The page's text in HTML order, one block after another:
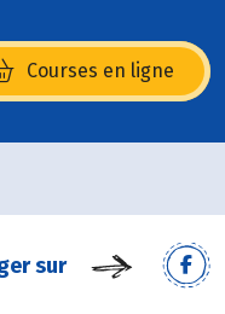
Courses en ligne
sur